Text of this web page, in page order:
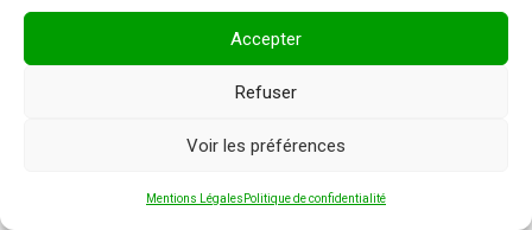
Accepter
Refuser
Voir les préférences
Mentions Légales Politique de confidentialité
(35) | Site Web réalisé parLaurent-Webcréation